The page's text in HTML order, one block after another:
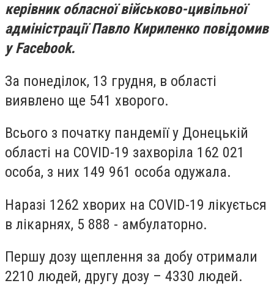
керівник обласної військово-цивільної
адміністрації Павло Кириленко повідомив
у Facebook.
За понеділок, 13 грудня, в області
виявлено ще 541 хворого.
Всього з початку пандемії у Донецькій
області на COVID-19 захворіла 162 021
особа, з них 149 961 особа одужала.
Наразі 1262 хворих на COVID-19 лікується
в лікарнях, 5 888 - амбулаторно.
Першу дозу щеплення за добу отримали
2210 людей, другу дозу – 4330 людей.